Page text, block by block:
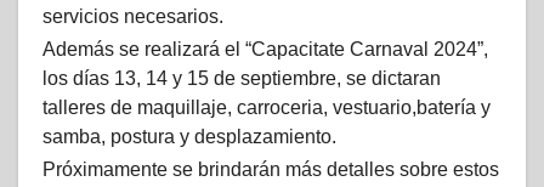
servicios necesarios.
Además se realizará el “Capacitate Carnaval 2024”,
los días 13, 14 y 15 de septiembre, se dictaran
talleres de maquillaje, carroceria, vestuario,batería y
samba, postura y desplazamiento.
Próximamente se brindarán más detalles sobre estos